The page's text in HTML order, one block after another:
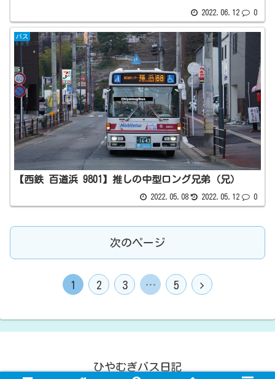
2022.06.12 0
バス
【西鉄 百道浜 9801】推しの中型ロング兄弟（兄）
2022.05.08 2022.05.12 0
次のページ
1 2 3 … 5
ひやむぎバス日記